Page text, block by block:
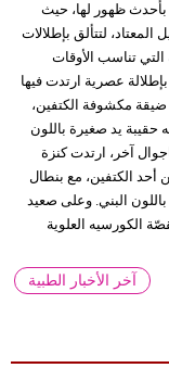
بأحدث ظهور لها، حيث
لتتألق بإطلالات
تناسب الأوقات
عصرية ارتدت فيها
مكشوفة الكتفين،
يد صغيرة باللون
آخر، ارتدت كنزة
أحد الكتفين، مع بنطال
البني. وعلى صعيد
الكورسيه العلوية
آخر الأخبار الطبية